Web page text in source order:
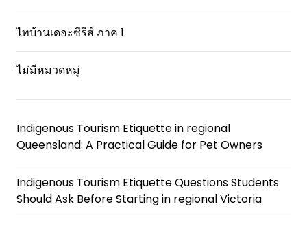
ไทบ้านเดอะซีรีส์ ภาค 1
ไม่มีหมวดหมู่
Indigenous Tourism Etiquette in regional
Queensland: A Practical Guide for Pet Owners
Indigenous Tourism Etiquette Questions Students
Should Ask Before Starting in regional Victoria